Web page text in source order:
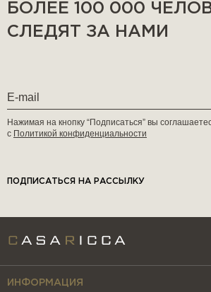
БОЛЕЕ 100 000
СЛЕДЯТ ЗА НАМИ
Нажимая на кнопку “Подписаться” вы
с Политикой конфиденциальности
ПОДПИСАТЬСЯ НА РАССЫЛКУ
ИНФОРМАЦИЯ